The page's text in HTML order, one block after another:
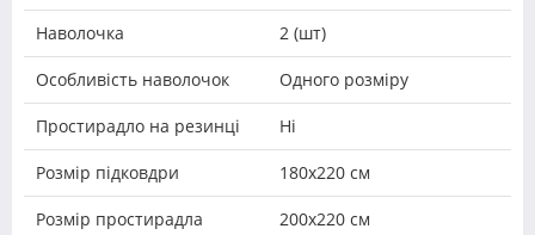
Наволочка 2 (шт)
Особливість наволочок Одного розміру
Простирадло на резинці Ні
Розмір підковдри 180х220 см
Розмір простирадла 200х220 см